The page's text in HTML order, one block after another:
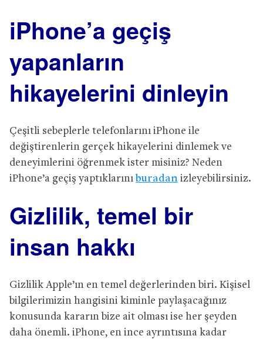
iPhone’a geçiş
yapanların
hikayelerini dinleyin
Çeşitli sebeplerle telefonlarını iPhone ile
değiştirenlerin gerçek hikayelerini dinlemek ve
deneyimlerini öğrenmek ister misiniz? Neden
iPhone’a geçiş yaptıklarını buradan izleyebilirsiniz.
Gizlilik, temel bir
insan hakkı
Gizlilik Apple’ın en temel değerlerinden biri. Kişisel
bilgilerimizin hangisini kiminle paylaşacağınız
konusunda kararın bize ait olması ise her şeyden
daha önemli. iPhone, en ince ayrıntısına kadar